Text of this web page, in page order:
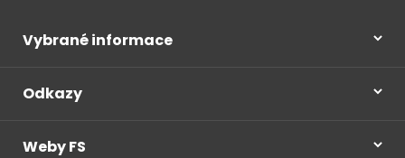
Vybrané informace
Odkazy
Weby FS